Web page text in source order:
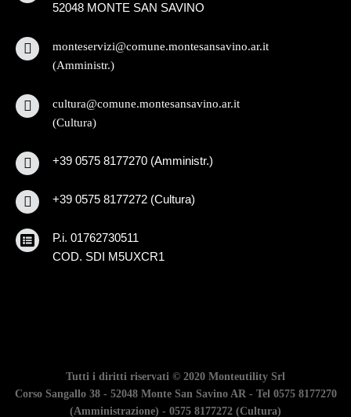
52048 MONTE SAN SAVINO
monteservizi@comune.montesansavino.ar.it
(Amministr.)
cultura@comune.montesansavino.ar.it
(Cultura)
+39 0575 8177270 (Amministr.)
+39 0575 8177272 (Cultura)
P.i. 01762730511
COD. SDI M5UXCR1
Tutti i diritti riservati © 2020 Monteutility Srl
Corso Sangallo 38 - 52048 Monte San Savino AR - Tel 0575 8177270
(Amministrazione) - 0575 8177272 (Cultura)